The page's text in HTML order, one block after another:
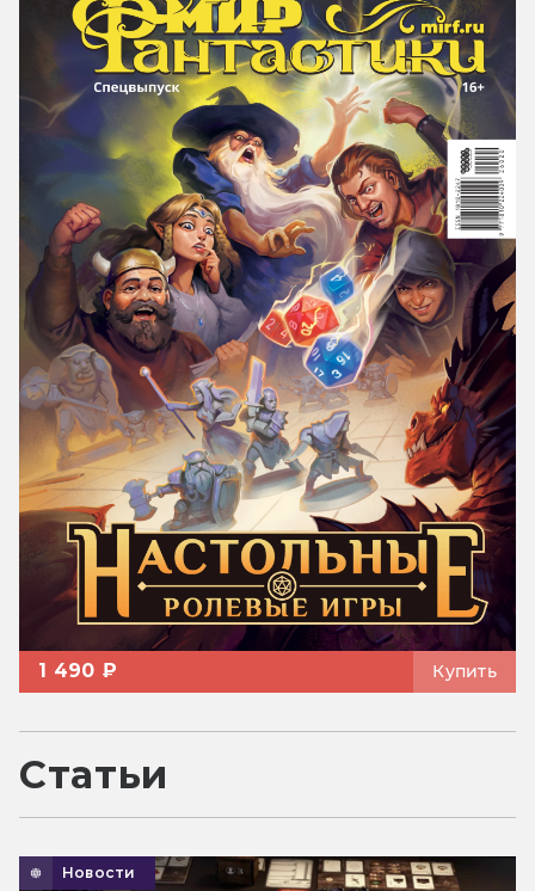
1 490 ₽ Купить
Статьи
Новости